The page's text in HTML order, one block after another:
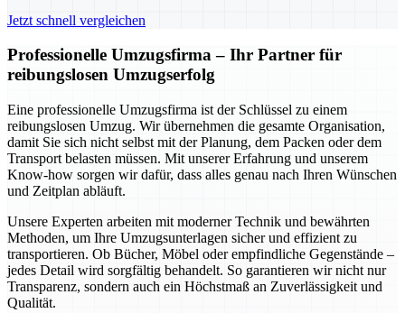
Jetzt schnell vergleichen
Professionelle Umzugsfirma – Ihr Partner für
reibungslosen Umzugserfolg
Eine professionelle Umzugsfirma ist der Schlüssel zu einem
reibungslosen Umzug. Wir übernehmen die gesamte Organisation,
damit Sie sich nicht selbst mit der Planung, dem Packen oder dem
Transport belasten müssen. Mit unserer Erfahrung und unserem
Know-how sorgen wir dafür, dass alles genau nach Ihren Wünschen
und Zeitplan abläuft.
Unsere Experten arbeiten mit moderner Technik und bewährten
Methoden, um Ihre Umzugsunterlagen sicher und effizient zu
transportieren. Ob Bücher, Möbel oder empfindliche Gegenstände –
jedes Detail wird sorgfältig behandelt. So garantieren wir nicht nur
Transparenz, sondern auch ein Höchstmaß an Zuverlässigkeit und
Qualität.